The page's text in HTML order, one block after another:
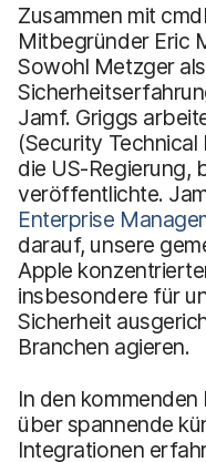
Zusammen mit
Mitbegründer Eric
Sowohl Metzger
Jamf. Griggs
(Security
die US-Regierung,
veröffentlichte.
Enterprise
darauf, unsere
Apple
insbesondere für
Sicherheit
Branchen agieren.
In den
über spannende
Integrationen